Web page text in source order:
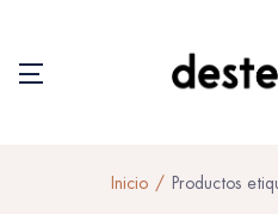
Inicio Productos